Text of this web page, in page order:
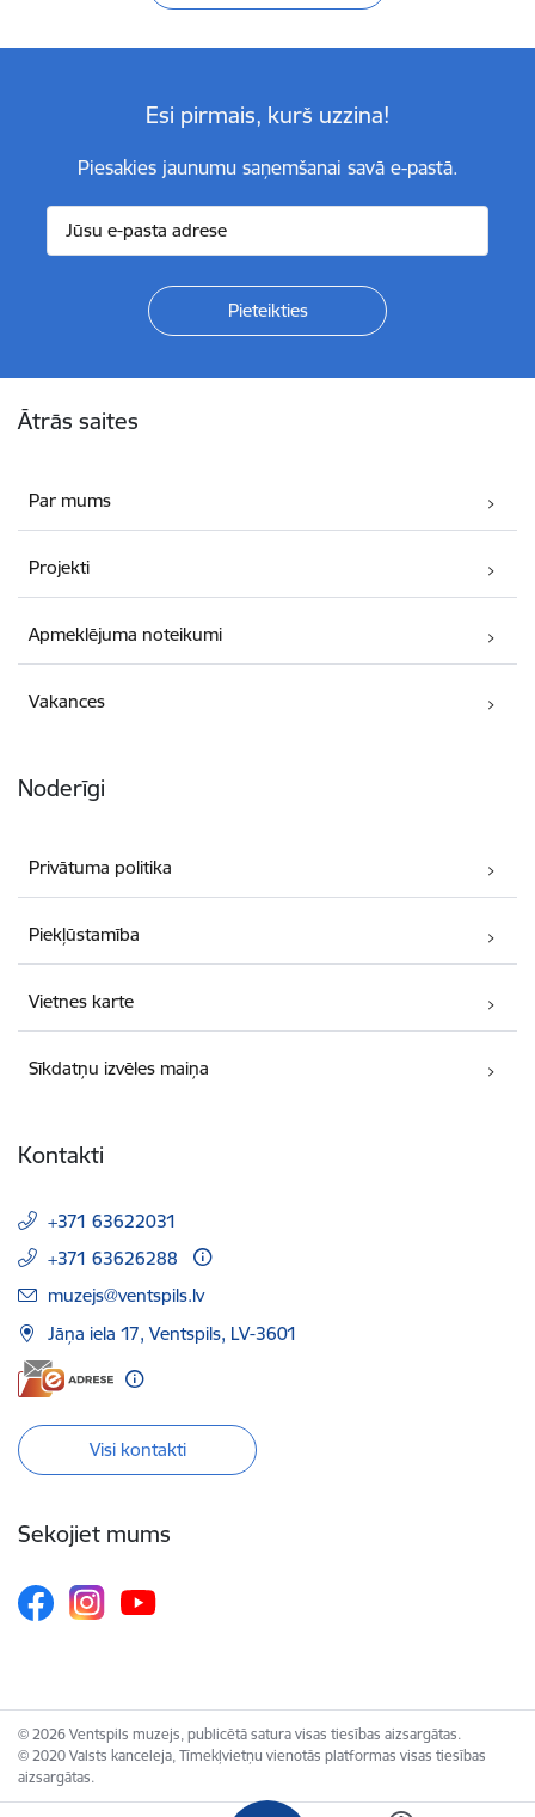
Esi pirmais, kurš uzzina!
Piesakies jaunumu saņemšanai savā e-pastā.
Ātrās saites
Par mums
Projekti
Apmeklējuma noteikumi
Vakances
Noderīgi
Privātuma politika
Piekļūstamība
Vietnes karte
Sīkdatņu izvēles maiņa
Kontakti
+371 63622031
+371 63626288
E-pasts:
muzejs@ventspils.lv
Jāņa iela 17, Ventspils, LV-3601
Visi kontakti
Sekojiet mums
© 2026 Ventspils muzejs, publicētā satura visas tiesības aizsargātas.
© 2020 Valsts kanceleja, Tīmekļvietņu vienotās platformas visas tiesības
aizsargātas.